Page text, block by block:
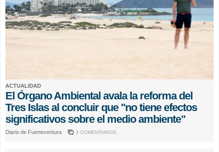
ACTUALIDAD
El Órgano Ambiental avala la reforma del
Tres Islas al concluir que "no tiene efectos
significativos sobre el medio ambiente"
Diario de Fuerteventura 3 COMENTARIOS